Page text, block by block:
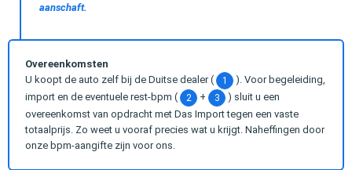
aanschaft.
Overeenkomsten
U koopt de auto zelf bij de Duitse dealer (
1
). Voor begeleiding,
import en de eventuele rest-bpm (
2 + 3
) sluit u een
overeenkomst van opdracht met Das Import tegen een vaste
totaalprijs. Zo weet u vooraf precies wat u krijgt. Naheffingen door
onze bpm-aangifte zijn voor ons.